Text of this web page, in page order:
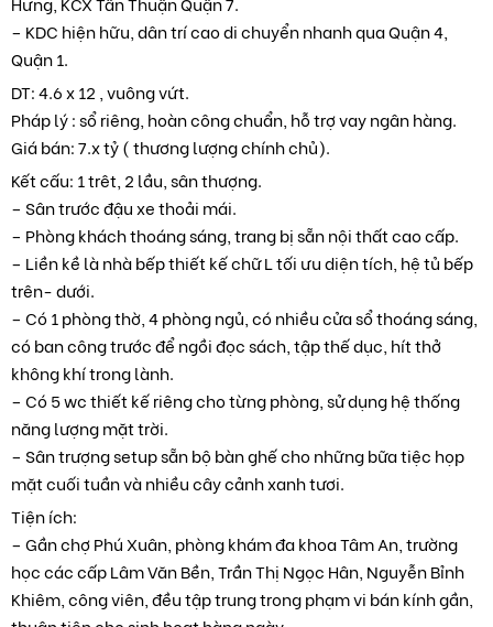
– KDC hiện hữu, dân trí cao di chuyển nhanh qua Quận 4,
Quận 1.
DT: 4.6 x 12 , vuông vứt.
Pháp lý : sổ riêng, hoàn công chuẩn, hỗ trợ vay ngân hàng.
Giá bán: 7.x tỷ ( thương lượng chính chủ).
Kết cấu: 1 trêt, 2 lầu, sân thượng.
– Sân trước đậu xe thoải mái.
– Phòng khách thoáng sáng, trang bị sẵn nội thất cao cấp.
– Liền kề là nhà bếp thiết kế chữ L tối ưu diện tích, hệ tủ bếp
trên- dưới.
– Có 1 phòng thờ, 4 phòng ngủ, có nhiều cửa sổ thoáng sáng,
có ban công trước để ngồi đọc sách, tập thế dục, hít thở
không khí trong lành.
– Có 5 wc thiết kế riêng cho từng phòng, sử dụng hệ thống
năng lượng mặt trời.
– Sân trượng setup sẵn bộ bàn ghế cho những bữa tiệc họp
mặt cuối tuần và nhiều cây cảnh xanh tươi.
Tiện ích:
– Gần chợ Phú Xuân, phòng khám đa khoa Tâm An, trường
học các cấp Lâm Văn Bền, Trần Thị Ngọc Hân, Nguyễn Bỉnh
Khiêm, công viên, đều tập trung trong phạm vi bán kính gần,